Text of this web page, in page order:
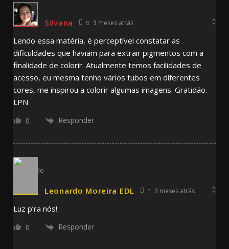
Silvana 3 meses atrás
Lendo essa matéria, é perceptível constatar as
dificuldades que haviam para extrair pigmentos com a
finalidade de colorir. Atualmente temos facilidades de
acesso, eu mesma tenho vários tubos em diferentes
cores, me inspirou a colorir algumas imagens. Gratidão.
LPN
0 Responder
Leonardo Moreira EDL 3 meses atrás
Luz p’ra nós!
0 Responder